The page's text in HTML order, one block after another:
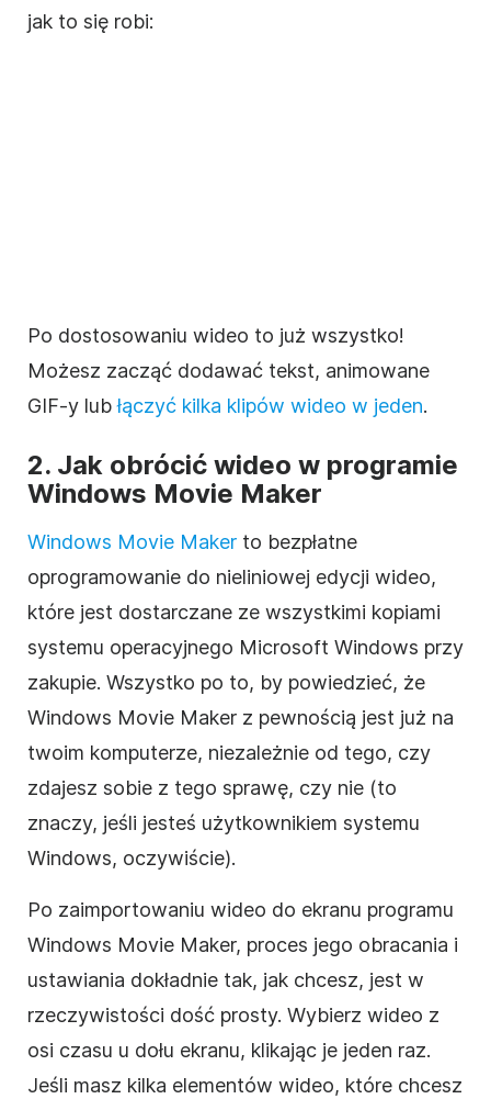
jak to się robi:
Po dostosowaniu wideo to już wszystko!
Możesz zacząć dodawać tekst, animowane
GIF-y lubłączyć kilka klipów wideo w jeden.
2. Jak obrócić wideo w programie
Windows Movie Maker
Windows Movie Maker to bezpłatne
oprogramowanie do nieliniowej edycji wideo,
które jest dostarczane ze wszystkimi kopiami
systemu operacyjnego Microsoft Windows przy
zakupie. Wszystko po to, by powiedzieć, że
Windows Movie Maker z pewnością jest już na
twoim komputerze, niezależnie od tego, czy
zdajesz sobie z tego sprawę, czy nie (to
znaczy, jeśli jesteś użytkownikiem systemu
Windows, oczywiście).
Po zaimportowaniu wideo do ekranu programu
Windows Movie Maker, proces jego obracania i
ustawiania dokładnie tak, jak chcesz, jest w
rzeczywistości dość prosty. Wybierz wideo z
osi czasu u dołu ekranu, klikając je jeden raz.
Jeśli masz kilka elementów wideo, które chcesz